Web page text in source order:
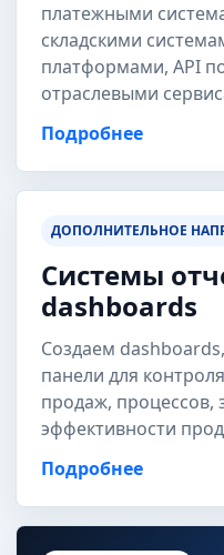
платежными
складскими
платформами, API
отраслевыми
Подробнее
ДОПОЛНИТЕЛЬНОЕ
Системы
dashboards
Создаем
панели для
продаж, процессов,
эффективности
Подробнее